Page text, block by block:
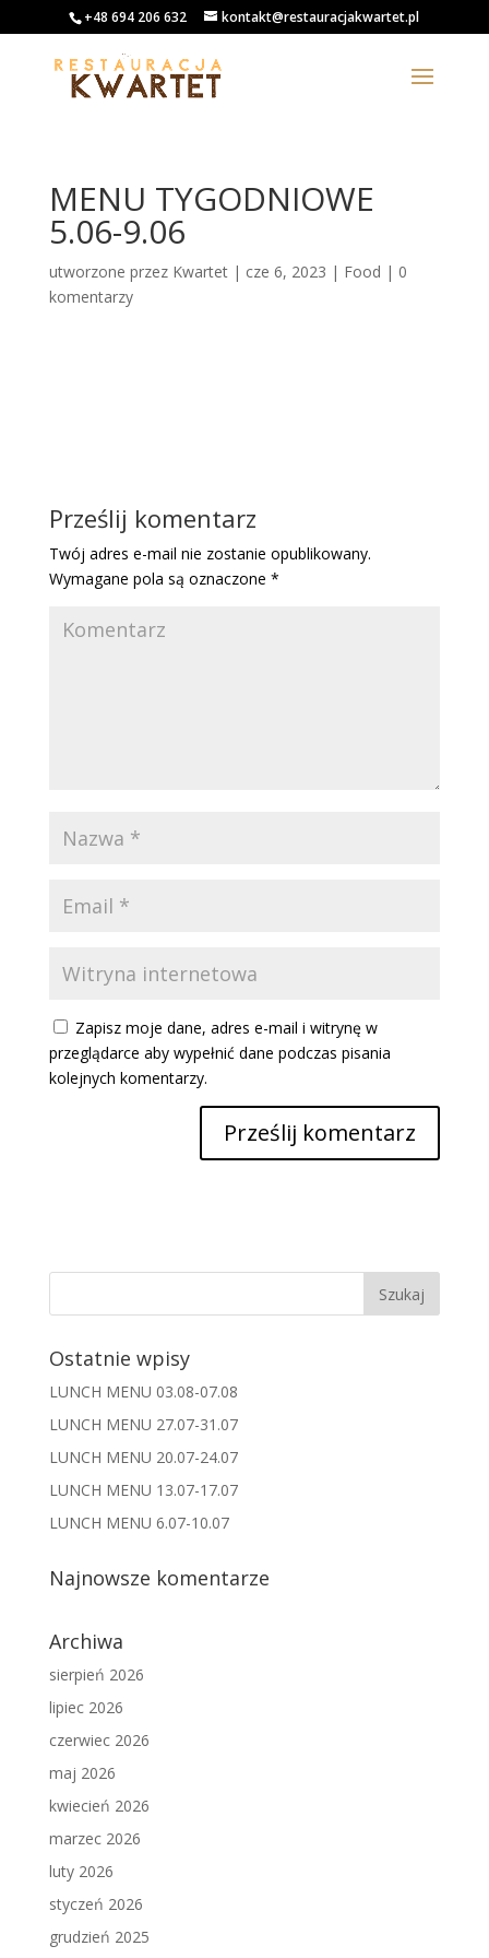
+48 694 206 632 kontakt@restauracjakwartet.pl
MENU TYGODNIOWE
5.06-9.06
utworzone przez Kwartet| cze 6, 2023 | Food | 0
komentarzy
Prześlij komentarz
Twój adres e-mail nie zostanie opublikowany.
Wymagane pola są oznaczone *
Zapisz moje dane, adres e-mail i witrynę w
przeglądarce aby wypełnić dane podczas pisania
kolejnych komentarzy.
Ostatnie wpisy
LUNCH MENU 03.08-07.08
LUNCH MENU 27.07-31.07
LUNCH MENU 20.07-24.07
LUNCH MENU 13.07-17.07
LUNCH MENU 6.07-10.07
Najnowsze komentarze
Archiwa
sierpień 2026
lipiec 2026
czerwiec 2026
maj 2026
kwiecień 2026
marzec 2026
luty 2026
styczeń 2026
grudzień 2025